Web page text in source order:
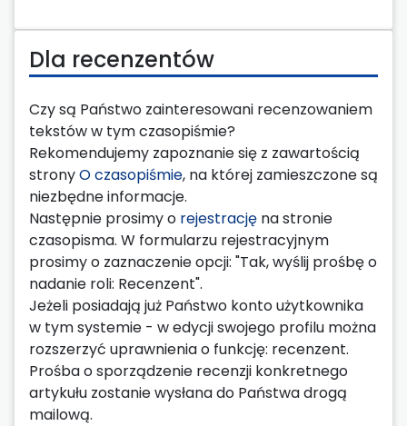
Dla recenzentów
Czy są Państwo zainteresowani recenzowaniem
tekstów w tym czasopiśmie?
Rekomendujemy zapoznanie się z zawartością
stronyO czasopiśmie, na której zamieszczone są
niezbędne informacje.
Następnie prosimy o rejestrację na stronie
czasopisma. W formularzu rejestracyjnym
prosimy o zaznaczenie opcji: "Tak, wyślij prośbę o
nadanie roli: Recenzent".
Jeżeli posiadają już Państwo konto użytkownika
w tym systemie - w edycji swojego profilu można
rozszerzyć uprawnienia o funkcję: recenzent.
Prośba o sporządzenie recenzji konkretnego
artykułu zostanie wysłana do Państwa drogą
mailową.